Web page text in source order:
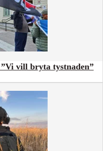
vill bryta tystnaden”